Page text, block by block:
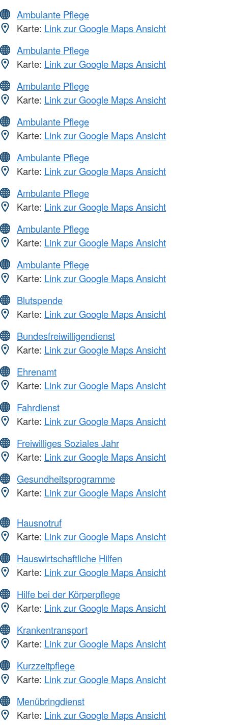
Ambulante Pflege
Karte: Link zur Google Maps Ansicht
Ambulante Pflege
Karte: Link zur Google Maps Ansicht
Ambulante Pflege
Karte: Link zur Google Maps Ansicht
Ambulante Pflege
Karte: Link zur Google Maps Ansicht
Ambulante Pflege
Karte: Link zur Google Maps Ansicht
Ambulante Pflege
Karte: Link zur Google Maps Ansicht
Ambulante Pflege
Karte: Link zur Google Maps Ansicht
Ambulante Pflege
Karte: Link zur Google Maps Ansicht
Blutspende
Karte: Link zur Google Maps Ansicht
Bundesfreiwilligendienst
Karte: Link zur Google Maps Ansicht
Ehrenamt
Karte: Link zur Google Maps Ansicht
Fahrdienst
Karte: Link zur Google Maps Ansicht
Freiwilliges Soziales Jahr
Karte: Link zur Google Maps Ansicht
Gesundheitsprogramme
Karte: Link zur Google Maps Ansicht
Hausnotruf
Karte: Link zur Google Maps Ansicht
Hauswirtschaftliche Hilfen
Karte: Link zur Google Maps Ansicht
Hilfe bei der Körperpflege
Karte: Link zur Google Maps Ansicht
Krankentransport
Karte: Link zur Google Maps Ansicht
Kurzzeitpflege
Karte: Link zur Google Maps Ansicht
Menübringdienst
Karte: Link zur Google Maps Ansicht